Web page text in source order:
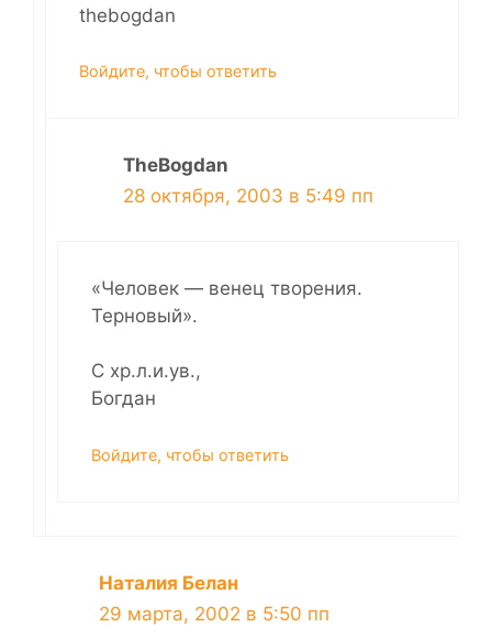
thebogdan
Войдите, чтобы ответить
TheBogdan
28 октября, 2003 в 5:49 пп
«Человек — венец творения.
Терновый».
С хр.л.и.ув.,
Богдан
Войдите, чтобы ответить
Наталия Белан
29 марта, 2002 в 5:50 пп